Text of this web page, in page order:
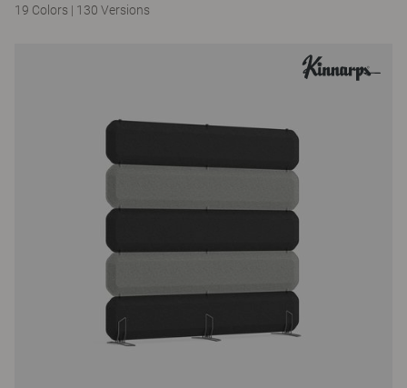
19 Colors | 130 Versions